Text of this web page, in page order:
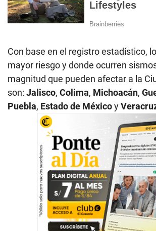
Con base en el registro estadístico,
mayor riesgo y donde ocurren
magnitud que pueden afectar a la
son: Jalisco, Colima, Michoacán,
Puebla, Estado de Méxicoy